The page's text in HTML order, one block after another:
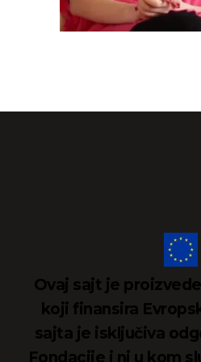
Ovaj sajt je
koji finansira
sajta je isključiva
Fondacije i ni u kom